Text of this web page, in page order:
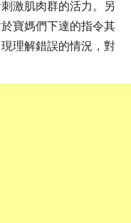
激肌肉群的活力。另
寶媽們下達的指令其
理解錯誤的情況，對